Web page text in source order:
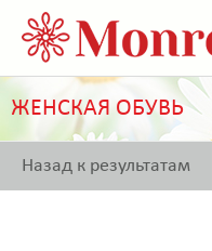
ЖЕНСКАЯ ОБУВЬ
Назад к результатам